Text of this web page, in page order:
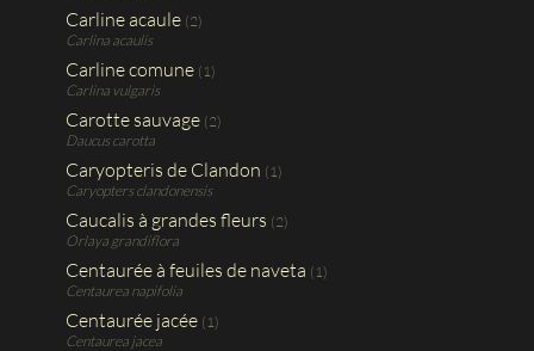
Carline acaule (2)
Carlina acaulis
Carline comune (1)
Carlina vulgaris
Carotte sauvage (2)
Daucus carotta
Caryopteris de Clandon (1)
Caryopters clandonensis
Caucalis à grandes fleurs (2)
Orlaya grandiflora
Centaurée à feuiles de naveta (1)
Centaurea napifolia
Centaurée jacée (1)
Centaurea jacea